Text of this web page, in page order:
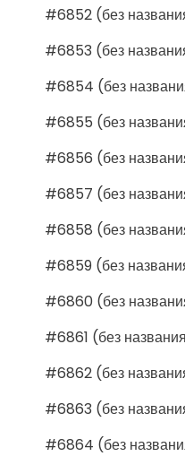
#6852 (без
#6853 (без
#6854 (без
#6855 (без
#6856 (без
#6857 (без
#6858 (без
#6859 (без
#6860 (без
#6861 (без
#6862 (без
#6863 (без
#6864 (без